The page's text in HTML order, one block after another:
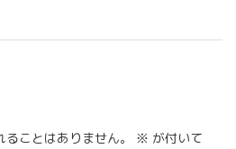
ことはありません。 ※ が付いて